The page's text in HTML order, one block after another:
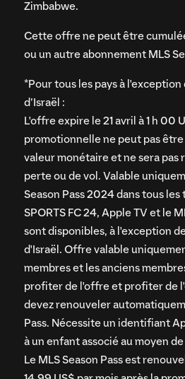
Zimbabwe.
Cette offre ne peut être
ou un autre abonnement MLS
*Pour tous les pays à
d’Israël :
L'offre expire le 21 avril à 1 h 00
promotionnelle ne peut pas
valeur monétaire et ne sera pas
perte ou de vol. Valable
Season Pass 2024 dans tous
SPORTS FC 24, Apple TV et le
sont disponibles, à l'exception
d'Israël. Offre valable
membres et les anciens
profiter de l'offre et profiter de
devez renouveler
Pass. Nécessite un identifiant
à un enfant associé au moyen
Le MLS Season Pass est